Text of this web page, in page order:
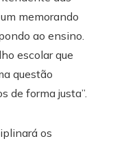
memorando
ao ensino.
escolar que
questão
de forma justa”.
os